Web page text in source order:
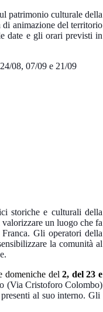
patrimonio culturale della
di animazione del territorio
date e gli orari previsti in
08, 07/09 e 21/09
storiche e culturali della
un luogo che fa
Gli operatori della
la comunità al
domeniche del2, del 23 e
(Via Cristoforo Colombo)
al suo interno. Gli